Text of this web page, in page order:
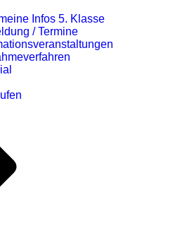
Infos 5. Klasse
/ Termine